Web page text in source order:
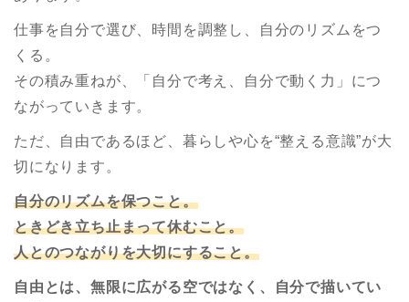
仕事を自分で選び、時間を調整し、自分のリズムをつ
くる。
その積み重ねが、「自分で考え、自分で動く力」につ
ながっていきます。
ただ、自由であるほど、暮らしや心を“整える意識”が大
切になります。
自分のリズムを保つこと。
ときどき立ち止まって休むこと。
人とのつながりを大切にすること。
自由とは、無限に広がる空ではなく、自分で描いてい